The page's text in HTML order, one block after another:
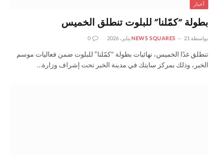
أخبار
بطولة “كمّلنا” للبلوت تنطلق الخميس
بواسطة NEWS SQUARES 21 يناير، 2026 0
تنطلق غدًا الخميس، نهائيات بطولة “كمّلنا” للبلوت ضمن فعاليات موسم
الخبر، وذلك بمركز سايتك في مدينة الخبر تحت إشراف وزارة…